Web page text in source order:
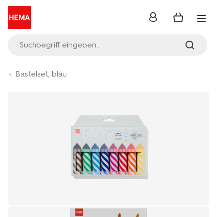
Suchbegriff eingeben...
Anmelden
Bastelset, blau